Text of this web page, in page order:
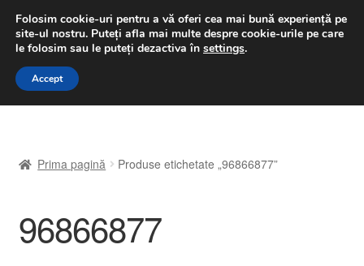
LIVRARE de la 33 lei
luni-vineri 9 a.m. - 4 p.m.031 229 6816
Sari
Sari
A lua legatura
Contul meu
Prima pagină Produse etichetate „96866877”
96866877
Folosim cookie-uri pentru a vă oferi cea mai bună experiență pe
site-ul nostru. Puteți afla mai multe despre cookie-urile pe care
le folosim sau le puteți dezactiva în settings.
Accept